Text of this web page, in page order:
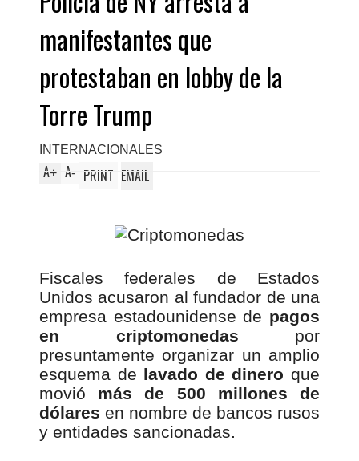
manifestantes que
protestaban en lobby de la
Torre Trump
INTERNACIONALES
A+ A- PRINT EMAIL
Fiscales federales de Estados
Unidos acusaron al fundador de una
empresa estadounidense de pagos
en criptomonedas por
presuntamente organizar un amplio
esquema de lavado de dinero que
movió más de 500 millones de
dólares en nombre de bancos rusos
y entidades sancionadas.